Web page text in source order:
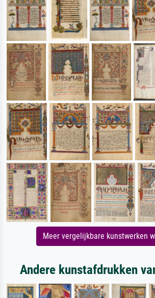
Meer vergelijkbare kunstwerken
Andere kunstafdrukken